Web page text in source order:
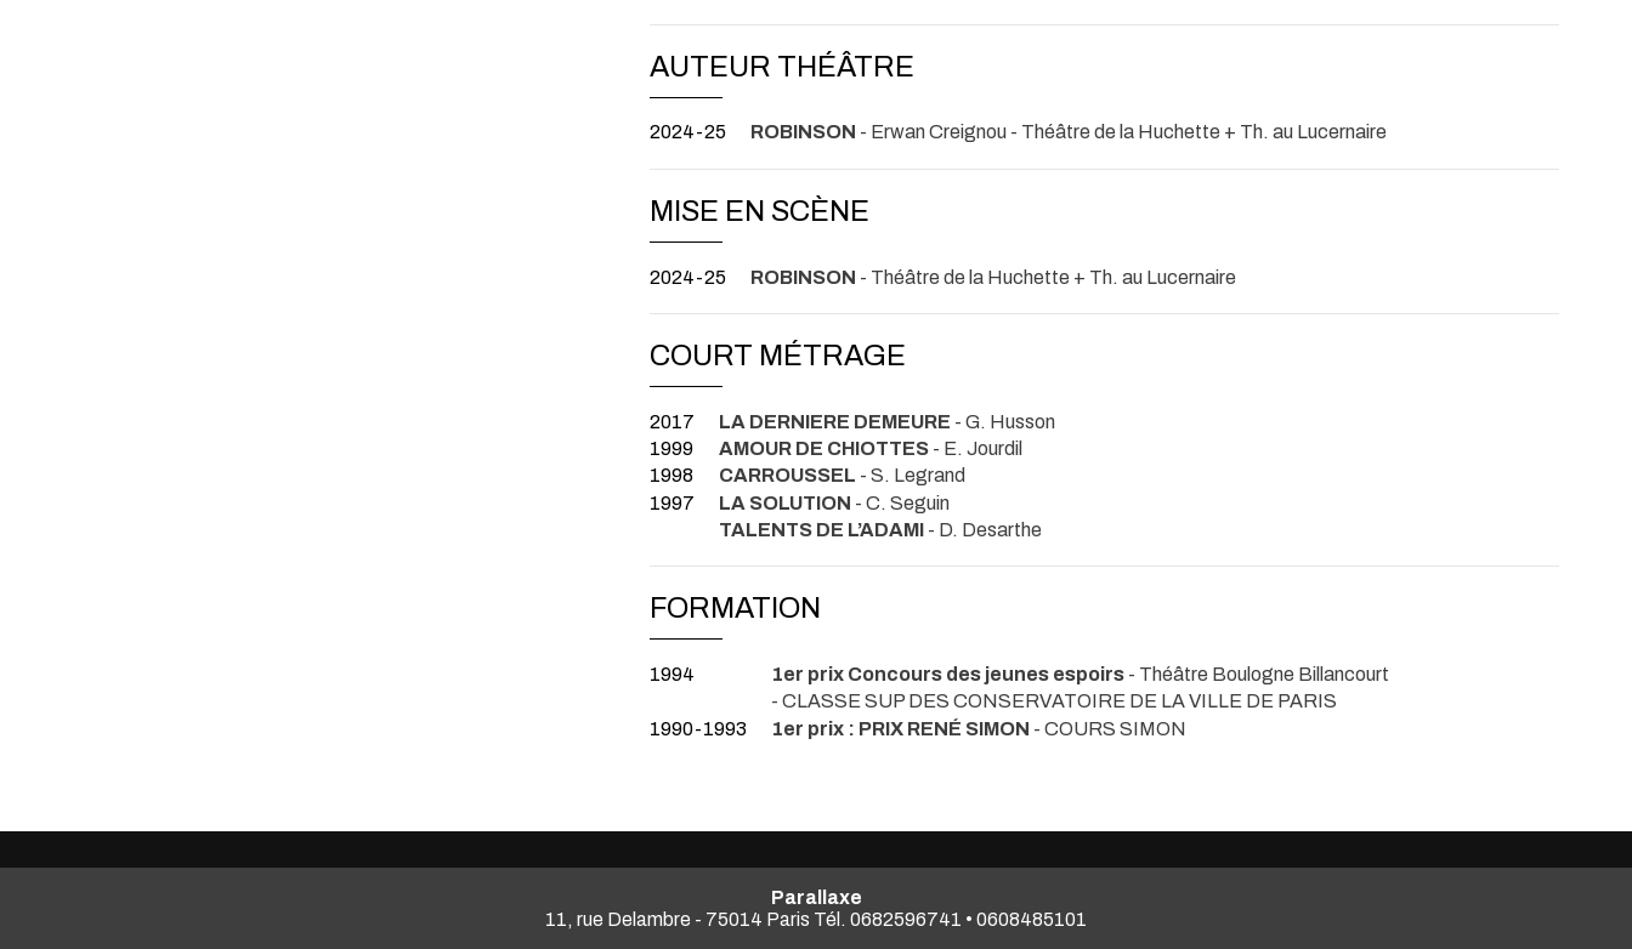
AUTEUR THÉÂTRE
2024-25 ROBINSON - Erwan Creignou - Théâtre de la Huchette + Th. au Lucernaire
MISE EN SCÈNE
2024-25 ROBINSON - Théâtre de la Huchette + Th. au Lucernaire
COURT MÉTRAGE
2017 LA DERNIERE DEMEURE - G. Husson
1999
AMOUR DE CHIOTTES - E. Jourdil
1998
CARROUSSEL - S. Legrand
1997
LA SOLUTION - C. Seguin
TALENTS DE L’ADAMI - D. Desarthe
FORMATION
1994 1er prix Concours des jeunes espoirs - Théâtre Boulogne Billancourt
- CLASSE SUP DES CONSERVATOIRE DE LA VILLE DE PARIS
1990-1993
1er prix : PRIX RENÉ SIMON - COURS SIMON
Parallaxe
11, rue Delambre - 75014 Paris Tél. 0682596741 • 0608485101